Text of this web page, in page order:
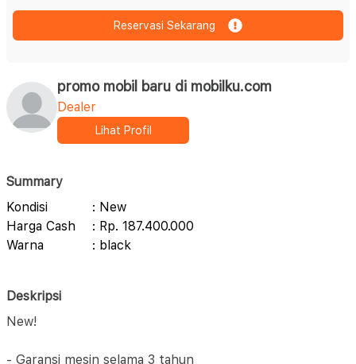
Reservasi Sekarang
promo mobil baru di mobilku.com
Dealer
Lihat Profil
Summary
Kondisi
: New
Harga Cash
: Rp. 187.400.000
Warna
: black
Deskripsi
New!
- Garansi mesin selama 3 tahun